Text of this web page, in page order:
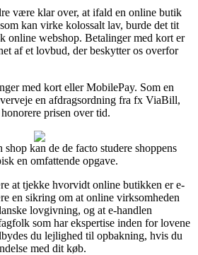
være klar over, at ifald en online butik
kan virke kolossalt lav, burde det tit
online webshop. Betalinger med kort er
af et lovbud, der beskytter os overfor
med kort eller MobilePay. Som en
en afdragsordning fra fx ViaBill,
prisen over tid.
kan de de facto studere shoppens
en omfattende opgave.
at tjekke hvorvidt online butikken er e-
en sikring om at online virksomheden
lovgivning, og at e-handlen
som har ekspertise inden for lovene
du lejlighed til opbakning, hvis du
med dit køb.